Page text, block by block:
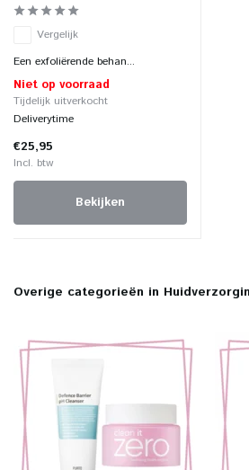
Vergelijk
Een exfoliërende behan...
Niet op voorraad
Tijdelijk uitverkocht
Deliverytime
€25,95
Incl. btw
Bekijken
Overige categorieën in